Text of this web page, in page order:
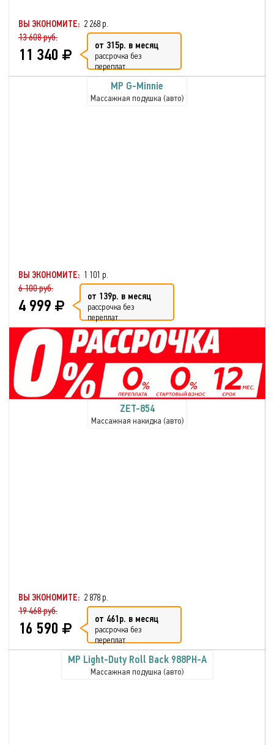
ВЫ ЭКОНОМИТЕ: 2 268 р.
13 608 руб.
11 340 от 315р. в месяц
рассрочка без
переплат
MP G-Minnie
Массажная подушка (авто)
ВЫ ЭКОНОМИТЕ: 1 101 р.
6 100 руб.
4 999 от 139р. в месяц
рассрочка без
переплат
ZET-854
Массажная накидка (авто)
ВЫ ЭКОНОМИТЕ: 2 878 р.
19 468 руб.
16 590 от 461р. в месяц
рассрочка без
переплат
MP Light-Duty Roll Back 988PH-A
Массажная подушка (авто)